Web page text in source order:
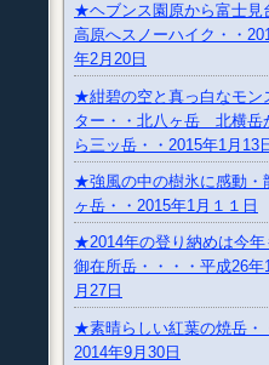
★ヘブンス園原から富士見
高原へスノーハイク・・
年2月20日
★紺碧の空と真っ白なモン
ター・・北八ヶ岳 北横岳
ら三ッ岳・・2015年1月13
★強風の中の樹氷に感動・
ヶ岳・・2015年1月１１日
★2014年の登り納めは今年
御在所岳・・・・平成26年
月27日
★素晴らしい紅葉の焼岳・
2014年9月30日